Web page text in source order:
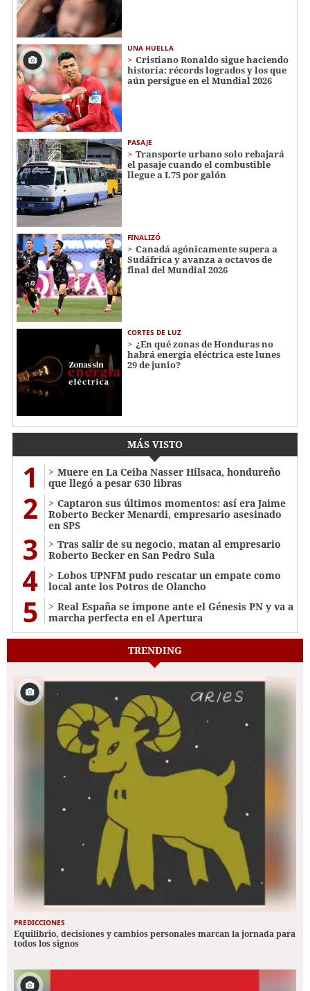
UNA HUELLA
Cristiano Ronaldo sigue haciendo
historia: récords logrados y los que
aún persigue en el Mundial 2026
PASAJE
Transporte urbano solo rebajará
el pasaje cuando el combustible
llegue a L75 por galón
FINALIZÓ
Canadá agónicamente supera a
Sudáfrica y avanza a octavos de
final del Mundial 2026
CORTES DE LUZ
¿En qué zonas de Honduras no
habrá energía eléctrica este lunes
29 de junio?
MÁS VISTO
1
Muere en La Ceiba Nasser Hilsaca, hondureño
que llegó a pesar 630 libras
2
Captaron sus últimos momentos: así era Jaime
Roberto Becker Menardi​​​, empresario asesinado
en SPS
3
Tras salir de su negocio, matan al empresario
Roberto Becker en San Pedro Sula
4
Lobos UPNFM pudo rescatar un empate como
local ante los Potros de Olancho
5
Real España se impone ante el Génesis PN y va a
marcha perfecta en el Apertura
TRENDING
PREDICCIONES
Equilibrio, decisiones y cambios personales marcan la jornada para
todos los signos